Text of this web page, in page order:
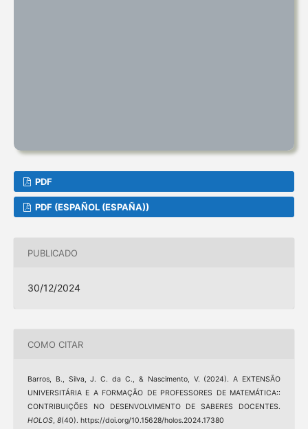
PDF
PDF (ESPAÑOL (ESPAÑA))
PUBLICADO
30/12/2024
COMO CITAR
Barros, B., Silva, J. C. da C., & Nascimento, V. (2024). A EXTENSÃO
UNIVERSITÁRIA E A FORMAÇÃO DE PROFESSORES DE MATEMÁTICA::
CONTRIBUIÇÕES NO DESENVOLVIMENTO DE SABERES DOCENTES.
HOLOS, 8(40). https://doi.org/10.15628/holos.2024.17380